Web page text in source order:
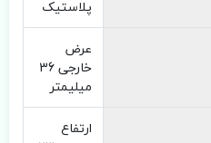
پلاستیک
عرض
خارجی 36
میلیمتر
ارتفاع